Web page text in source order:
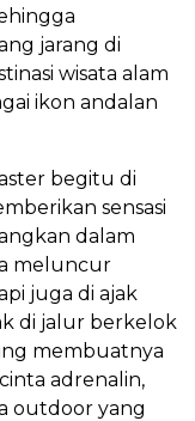
jarang di
wisata alam
ikon andalan
begitu di
sensasi
dalam
meluncur
juga di ajak
di jalur berkelok
membuatnya
adrenalin,
outdoor yang